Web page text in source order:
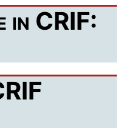
in CRIF: